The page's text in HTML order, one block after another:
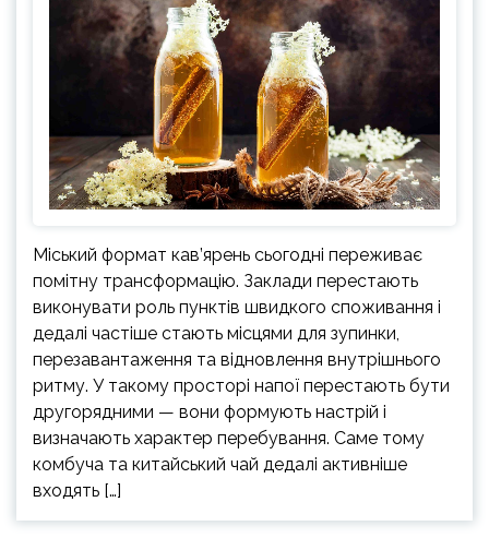
Міський формат кав’ярень сьогодні переживає
помітну трансформацію. Заклади перестають
виконувати роль пунктів швидкого споживання і
дедалі частіше стають місцями для зупинки,
перезавантаження та відновлення внутрішнього
ритму. У такому просторі напої перестають бути
другорядними — вони формують настрій і
визначають характер перебування. Саме тому
комбуча та китайський чай дедалі активніше
входять […]